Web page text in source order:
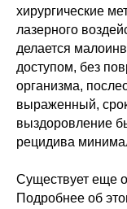
хирургические
лазерного
делается
доступом, без
организма,
выраженный,
выздоровление
рецидива
Существует еще
Подробнее об